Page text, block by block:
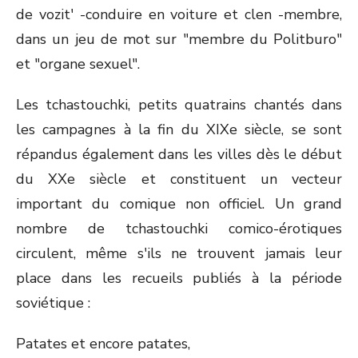
de vozit' -conduire en voiture et clen -membre,
dans un jeu de mot sur "membre du Politburo"
et "organe sexuel".
Les tchastouchki, petits quatrains chantés dans
les campagnes à la fin du XIXe siècle, se sont
répandus également dans les villes dès le début
du XXe siècle et constituent un vecteur
important du comique non officiel. Un grand
nombre de tchastouchki comico-érotiques
circulent, même s'ils ne trouvent jamais leur
place dans les recueils publiés à la période
soviétique :
Patates et encore patates,